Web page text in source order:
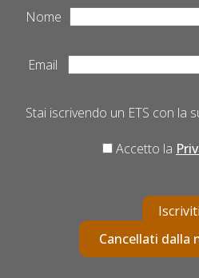
Nome
Email
Stai iscrivendo un ETS con la
Accetto la
Iscriviti
Cancellati dalla